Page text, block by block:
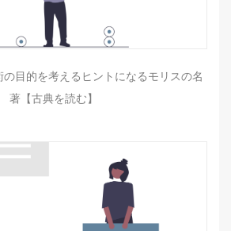
の目的を考えるヒントになるモリスの名
著【古典を読む】